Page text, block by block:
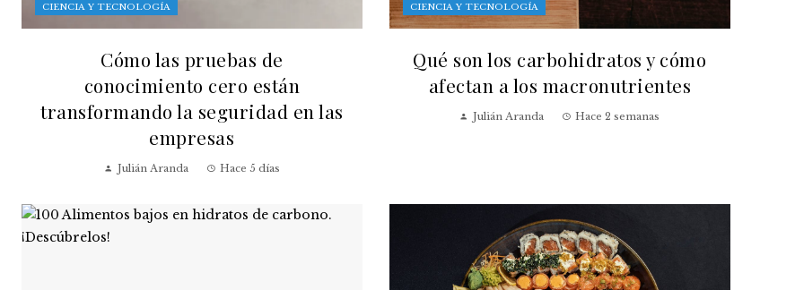
CIENCIA Y TECNOLOGÍA
Cómo las pruebas de
conocimiento cero están
transformando la seguridad en las
empresas
Julián Aranda Hace 5 días
CIENCIA Y TECNOLOGÍA
Qué son los carbohidratos y cómo
afectan a los macronutrientes
Julián Aranda Hace 2 semanas